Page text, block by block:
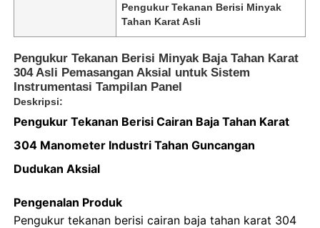
Rumah
Pengukur Tekanan Berisi Minyak
Tahan Karat Asli
Pengukur Tekanan Berisi Minyak Baja Tahan Karat
304 Asli Pemasangan Aksial untuk Sistem
Instrumentasi Tampilan Panel
Deskripsi:
Pengukur Tekanan Berisi Cairan Baja Tahan Karat
304 Manometer Industri Tahan Guncangan
Dudukan Aksial
Pengenalan Produk
Pengukur tekanan berisi cairan baja tahan karat 304